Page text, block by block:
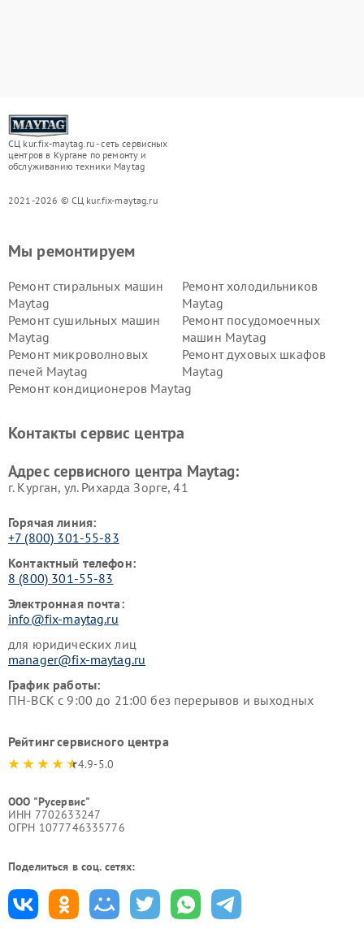
СЦ kur.fix-maytag.ru - сеть сервисных
центров в Кургане по ремонту и
обслуживанию техники Maytag
2021-2026 © СЦ kur.fix-maytag.ru
Мы ремонтируем
Ремонт стиральных машин
Maytag
Ремонт холодильников
Maytag
Ремонт сушильных машин
Maytag
Ремонт посудомоечных
машин Maytag
Ремонт микроволновых
печей Maytag
Ремонт духовых шкафов
Maytag
Ремонт кондиционеров Maytag
Контакты сервис центра
Адрес сервисного центра Maytag:
г. Курган, ул. Рихарда Зорге, 41
Горячая линия:
+7 (800) 301-55-83
Контактный телефон:
8 (800) 301-55-83
Электронная почта:
info@fix-maytag.ru
для юридических лиц
manager@fix-maytag.ru
График работы:
ПН-ВСК с 9:00 до 21:00 без перерывов и выходных
Рейтинг сервисного центра
4.9-5.0
ООО "Русервис"
ИНН 7702633247
ОГРН 1077746335776
Поделиться в соц. сетях: